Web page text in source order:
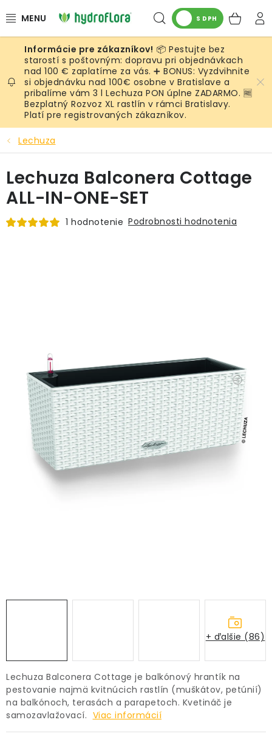
na
Hľadať
S DPH
RASTLINY
UMELÉ RASTLINY
KVETINÁČE
SUBSTRÁTY A PRÍSLUŠENSTVO
SERVIS INTERIÉROVEJ ZELENE
NA OBJEDNÁVKU
AKCIA
NOVINKY
Obchodné podmienky
Podmienky ochrany osobných údajov
O nás
📦 Pestujte bez
starostí s poštovným: dopravu pri objednávkach
nad 100 € zaplatíme za vás. ➕ BONUS: Vyzdvihnite
si objednávku nad 100€ osobne v Bratislave a
pribalíme vám 3 l Lechuza PON úplne ZADARMO. 🆓
Bezplatný Rozvoz XL rastlín v rámci Bratislavy.
Platí pre registrovaných zákazníkov.
Lechuza
Lechuza Balconera Cottage je balkónový hrantík na
pestovanie najmä kvitnúcich rastlín (muškátov, petúnií)
na balkónoch, terasách a parapetoch. Kvetináč je
samozavlažovací. Viac informácií
Lechuza Balconera Cottage
ALL-IN-ONE-SET
1 hodnotenie Podrobnosti hodnotenia
+ ďalšie (86)